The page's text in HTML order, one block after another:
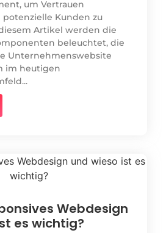
um Vertrauen
potenzielle Kunden zu
Artikel werden die
beleuchtet, die
Unternehmenswebsite
im heutigen
Webdesign
es wichtig?